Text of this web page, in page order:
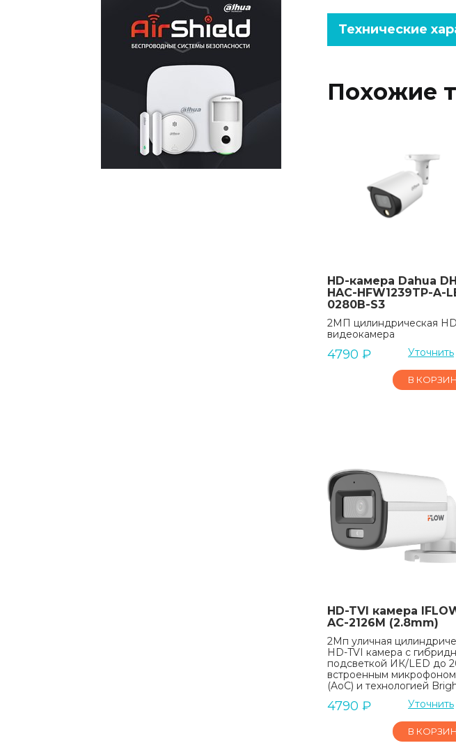
Технические
Похожие
HD-камера Dahua
HAC-HFW1239TP-A-
0280B-S3
2МП цилиндрическая
видеокамера
4790 ₽ Уточнить
В
HD-TVI камера
AC-2126M (2.8mm)
2Мп уличная
HD-TVI камера с
подсветкой ИК/LED до
встроенным микрофоном
(AoC) и технологией
4790 ₽ Уточнить
В